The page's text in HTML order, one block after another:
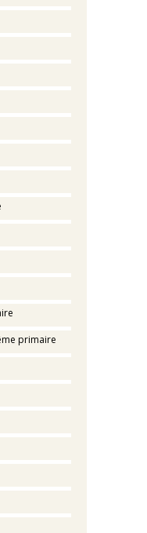
primaire